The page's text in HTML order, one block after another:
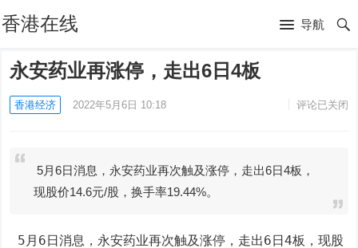
香港在线 导航
永安药业再涨停，走出6日4板
香港经济 2022年5月6日 10:18 评论已关闭
5月6日消息，永安药业再次触及涨停，走出6日4板，
现股价14.6元/股，换手率19.44%。
5月6日消息，永安药业再次触及涨停，走出6日4板，现股